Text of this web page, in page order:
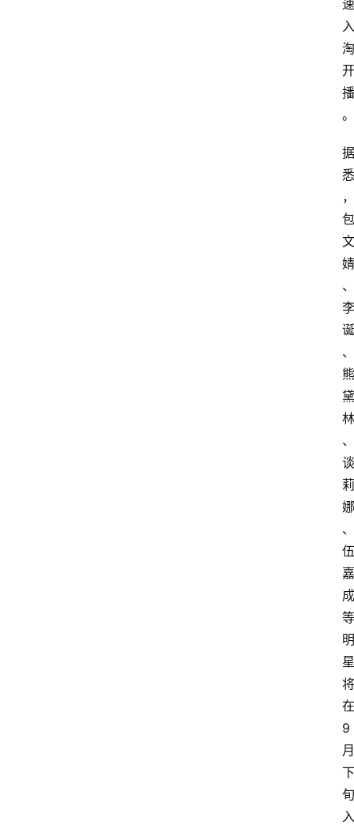
速
入
淘
开
播
。
据
悉
，
包
文
婧
、
李
诞
、
熊
黛
林
、
谈
莉
娜
、
伍
嘉
成
等
明
星
将
在
9
月
下
旬
入